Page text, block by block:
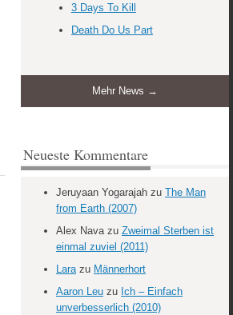
3 Days To Kill
Death Do Us Part
Mehr News →
Neueste Kommentare
Jeruyaan Yogarajah zu The Man
from Earth (2007)
Alex Navazu Zweimal Sterben ist
einmal zuviel (2011)
Larazu Männerhort
Aaron Leu zu Ich – Einfach
unverbesserlich (2010)